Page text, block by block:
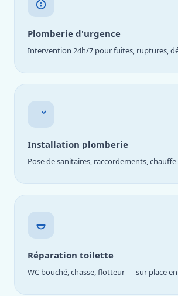
Plomberie d'urgence
Intervention 24h/7 pour fuites, ruptures,
Installation plomberie
Pose de sanitaires, raccordements,
Réparation toilette
WC bouché, chasse, flotteur — sur place